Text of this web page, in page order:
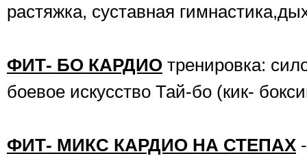
растяжка, суставная
ФИТ- БО КАРДИО тренировка:
боевое искусство Тай-бо (кик-
ФИТ- МИКС КАРДИО НА СТЕПАХ